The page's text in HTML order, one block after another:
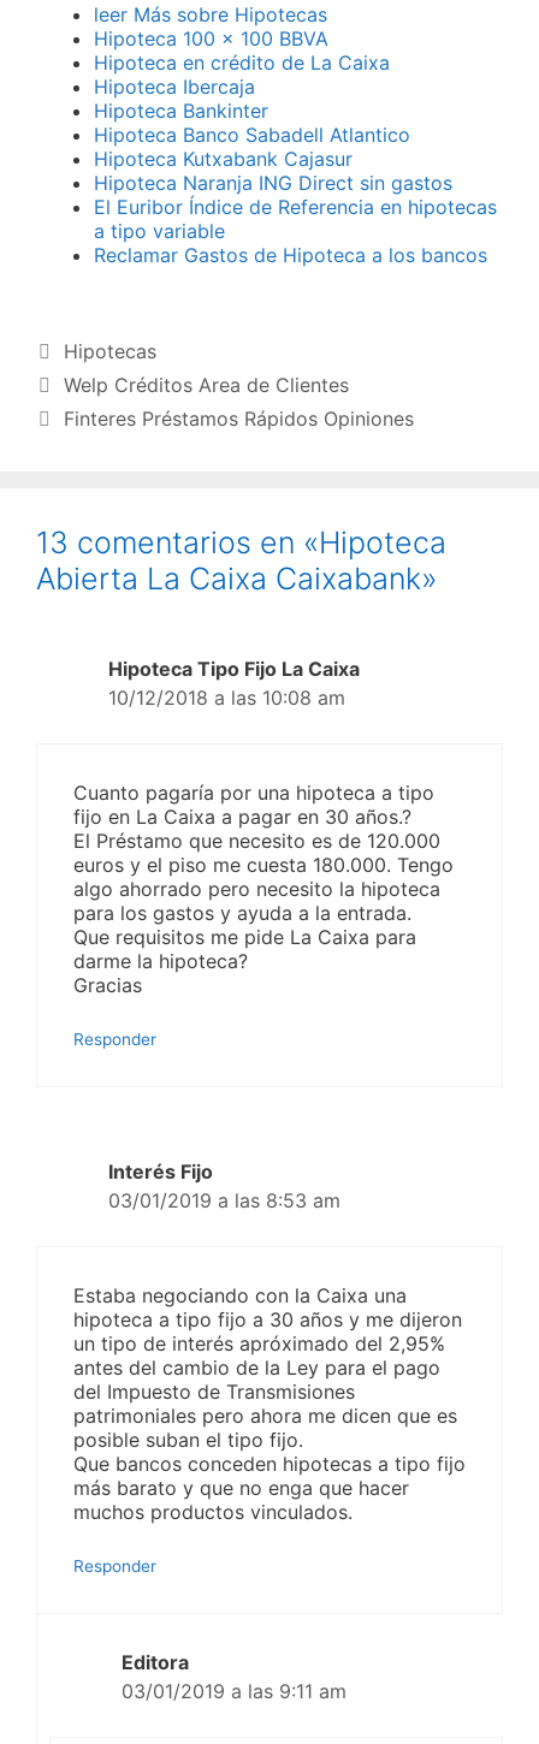
leer Más sobre Hipotecas
Hipoteca 100 x 100 BBVA
Hipoteca en crédito de La Caixa
Hipoteca Ibercaja
Hipoteca Bankinter
Hipoteca Banco Sabadell Atlantico
Hipoteca Kutxabank Cajasur
Hipoteca Naranja ING Direct sin gastos
El Euribor Índice de Referencia en hipotecas
a tipo variable
Reclamar Gastos de Hipoteca a los bancos
Categorías
Hipotecas
Welp Créditos Area de Clientes
Finteres Préstamos Rápidos Opiniones
13 comentarios en «Hipoteca
Abierta La Caixa Caixabank»
Hipoteca Tipo Fijo La Caixa
10/12/2018 a las 10:08 am
Cuanto pagaría por una hipoteca a tipo
fijo en La Caixa a pagar en 30 años.?
El Préstamo que necesito es de 120.000
euros y el piso me cuesta 180.000. Tengo
algo ahorrado pero necesito la hipoteca
para los gastos y ayuda a la entrada.
Que requisitos me pide La Caixa para
darme la hipoteca?
Gracias
Responder
Interés Fijo
03/01/2019 a las 8:53 am
Estaba negociando con la Caixa una
hipoteca a tipo fijo a 30 años y me dijeron
un tipo de interés apróximado del 2,95%
antes del cambio de la Ley para el pago
del Impuesto de Transmisiones
patrimoniales pero ahora me dicen que es
posible suban el tipo fijo.
Que bancos conceden hipotecas a tipo fijo
más barato y que no enga que hacer
muchos productos vinculados.
Responder
Editora
03/01/2019 a las 9:11 am